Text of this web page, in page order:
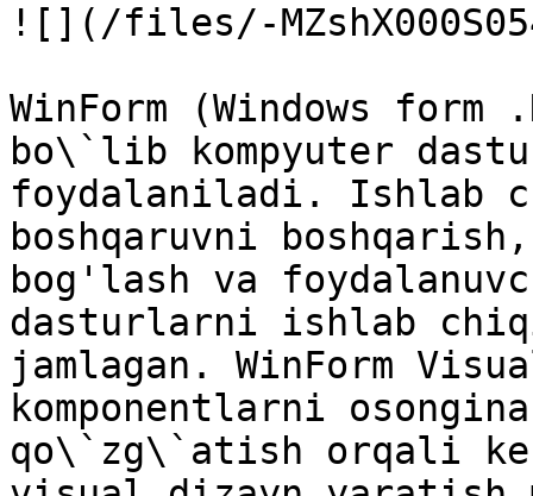
![](/files/-
WinForm (Windows
bo\`lib kompyuter
foydalaniladi. Ishlab
boshqaruvni
bog'lash va
dasturlarni ishlab
jamlagan. WinForm
komponentlarni
qo\`zg\`atish orqali